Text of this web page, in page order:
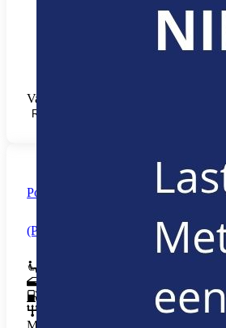
Vanaf € 10,35 /u (+ Startup-fee € 42,35)
RESERVEREN
Polestar 2
(Polestar 2)
Meer info